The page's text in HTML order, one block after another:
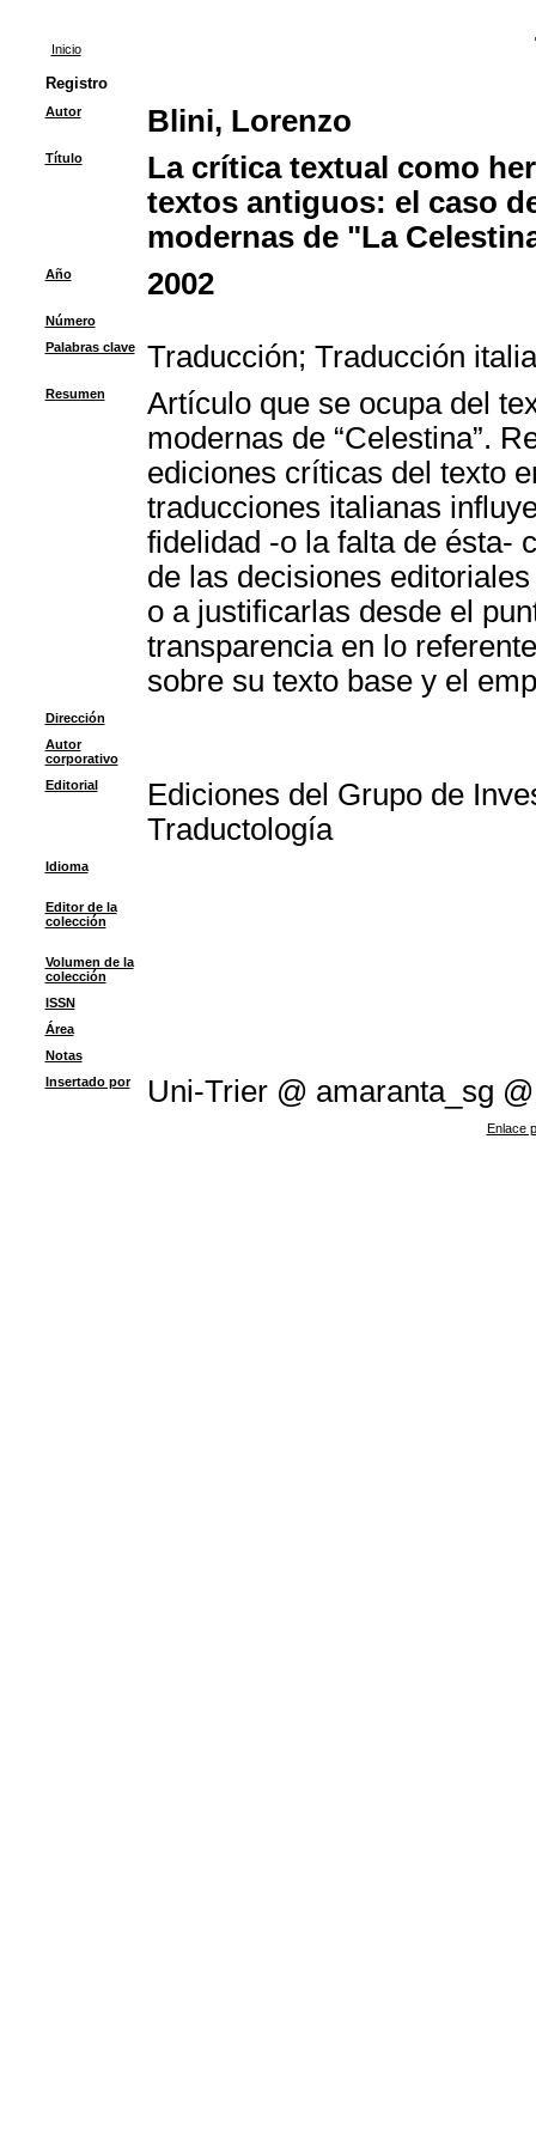
Inicio
Registro
Autor Blini, Lorenzo
Título
La crítica textual como
textos antiguos: el caso
modernas de "La
Año 2002
Número
Palabras clave
Traducción; Traducción
Resumen
Artículo que se ocupa del
modernas de “Celestina”.
ediciones críticas del texto
traducciones italianas
fidelidad -o la falta de ésta-
de las decisiones
o a justificarlas desde el
transparencia en lo
sobre su texto base y el
Dirección
Autor
corporativo
Editorial
Ediciones del Grupo de
Traductología
Idioma
Editor de la
colección
Volumen de la
colección
ISSN
Área
Notas
Insertado por
Uni-Trier @ amaranta_sg @
Enlace